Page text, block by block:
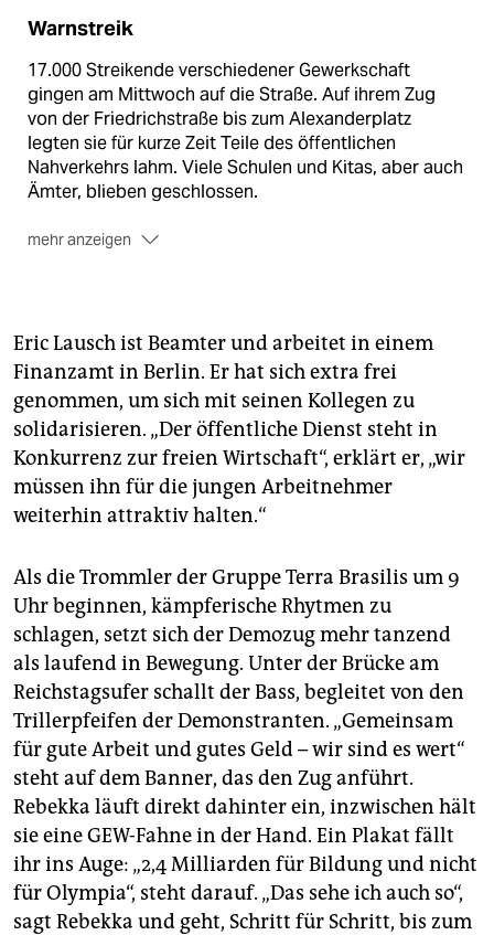
Warnstreik
17.000 Streikende verschiedener Gewerkschaft
gingen am Mittwoch auf die Straße. Auf ihrem Zug
von der Friedrichstraße bis zum Alexanderplatz
legten sie für kurze Zeit Teile des öffentlichen
Nahverkehrs lahm. Viele Schulen und Kitas, aber auch
Ämter, blieben geschlossen.
mehr anzeigen
es Konflikte um Veränderungen der betrieblichen
Altersvorsorge.
Die nächste Runde der Tarifverhandlungen beginnt
am 16. März in Potsdam.
Eric Lausch ist Beamter und arbeitet in einem
Finanzamt in Berlin. Er hat sich extra frei
genommen, um sich mit seinen Kollegen zu
solidarisieren. „Der öffentliche Dienst steht in
Konkurrenz zur freien Wirtschaft“, erklärt er, „wir
müssen ihn für die jungen Arbeitnehmer
weiterhin attraktiv halten.“
Als die Trommler der Gruppe Terra Brasilis um 9
Uhr beginnen, kämpferische Rhytmen zu
schlagen, setzt sich der Demozug mehr tanzend
als laufend in Bewegung. Unter der Brücke am
Reichstagsufer schallt der Bass, begleitet von den
Trillerpfeifen der Demonstranten. „Gemeinsam
für gute Arbeit und gutes Geld – wir sind es wert“
steht auf dem Banner, das den Zug anführt.
Rebekka läuft direkt dahinter ein, inzwischen hält
sie eine GEW-Fahne in der Hand. Ein Plakat fällt
ihr ins Auge: „2,4 Milliarden für Bildung und nicht
für Olympia“, steht darauf. „Das sehe ich auch so“,
sagt Rebekka und geht, Schritt für Schritt, bis zum